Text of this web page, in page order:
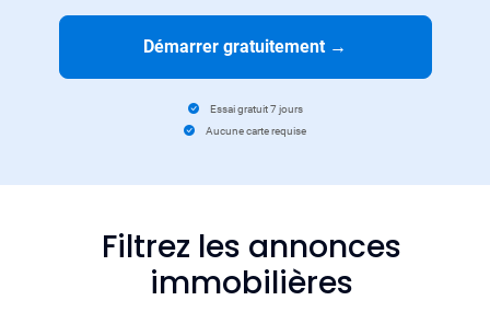
Démarrer gratuitement →
Essai gratuit 7 jours
Aucune carte requise
Filtrez les annonces
immobilières